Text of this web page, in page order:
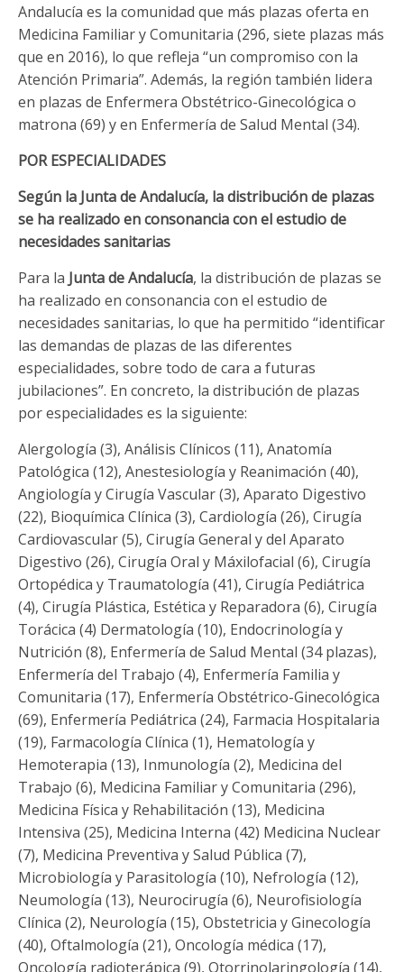
Andalucía es la comunidad que más plazas oferta en
Medicina Familiar y Comunitaria (296, siete plazas más
que en 2016), lo que refleja “un compromiso con la
Atención Primaria”. Además, la región también lidera
en plazas de Enfermera Obstétrico-Ginecológica o
matrona (69) y en Enfermería de Salud Mental (34).
POR ESPECIALIDADES
Según la Junta de Andalucía, la distribución de plazas
se ha realizado en consonancia con el estudio de
necesidades sanitarias
Para la Junta de Andalucía, la distribución de plazas se
ha realizado en consonancia con el estudio de
necesidades sanitarias, lo que ha permitido “identificar
las demandas de plazas de las diferentes
especialidades, sobre todo de cara a futuras
jubilaciones”. En concreto, la distribución de plazas
por especialidades es la siguiente:
Alergología (3), Análisis Clínicos (11), Anatomía
Patológica (12), Anestesiología y Reanimación (40),
Angiología y Cirugía Vascular (3), Aparato Digestivo
(22), Bioquímica Clínica (3), Cardiología (26), Cirugía
Cardiovascular (5), Cirugía General y del Aparato
Digestivo (26), Cirugía Oral y Máxilofacial (6), Cirugía
Ortopédica y Traumatología (41), Cirugía Pediátrica
(4), Cirugía Plástica, Estética y Reparadora (6), Cirugía
Torácica (4) Dermatología (10), Endocrinología y
Nutrición (8), Enfermería de Salud Mental (34 plazas),
Enfermería del Trabajo (4), Enfermería Familia y
Comunitaria (17), Enfermería Obstétrico-Ginecológica
(69), Enfermería Pediátrica (24), Farmacia Hospitalaria
(19), Farmacología Clínica (1), Hematología y
Hemoterapia (13), Inmunología (2), Medicina del
Trabajo (6), Medicina Familiar y Comunitaria (296),
Medicina Física y Rehabilitación (13), Medicina
Intensiva (25), Medicina Interna (42) Medicina Nuclear
(7), Medicina Preventiva y Salud Pública (7),
Microbiología y Parasitología (10), Nefrología (12),
Neumología (13), Neurocirugía (6), Neurofisiología
Clínica (2), Neurología (15), Obstetricia y Ginecología
(40), Oftalmología (21), Oncología médica (17),
Oncología radioterápica (9), Otorrinolaringología (14),